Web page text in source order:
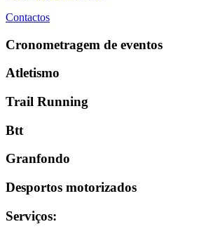
Contactos
Cronometragem de eventos
Atletismo
Trail Running
Btt
Granfondo
Desportos motorizados
Serviços: